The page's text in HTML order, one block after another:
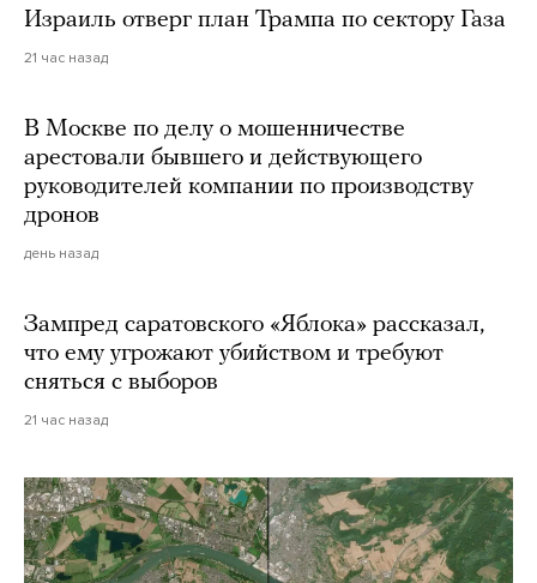
Израиль отверг план Трампа по сектору Газа
21 час назад
В Москве по делу о мошенничестве
арестовали бывшего и действующего
руководителей компании по производству
дронов
день назад
Зампред саратовского «Яблока» рассказал,
что ему угрожают убийством и требуют
сняться с выборов
21 час назад